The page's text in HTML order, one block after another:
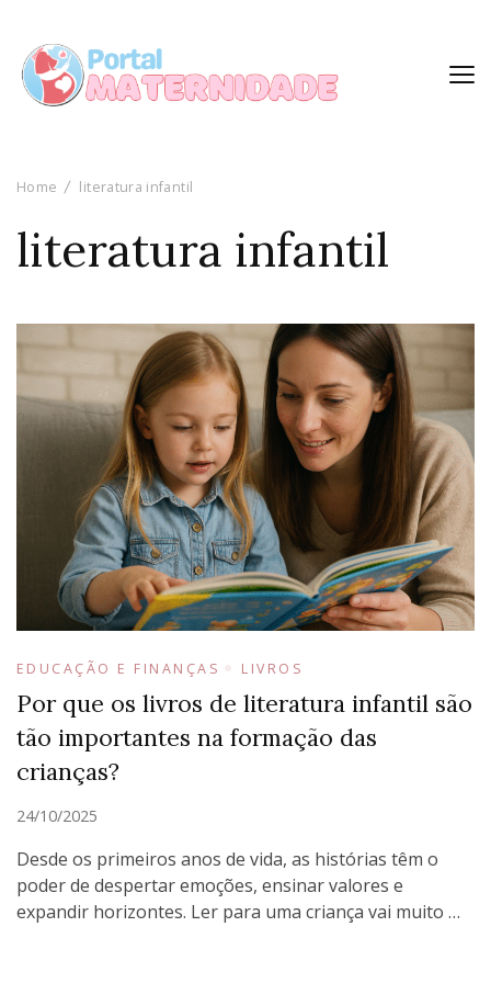
Home literatura infantil
literatura infantil
EDUCAÇÃO E FINANÇAS LIVROS
Por que os livros de literatura infantil são
tão importantes na formação das
crianças?
24/10/2025
Desde os primeiros anos de vida, as histórias têm o
poder de despertar emoções, ensinar valores e
expandir horizontes. Ler para uma criança vai muito …